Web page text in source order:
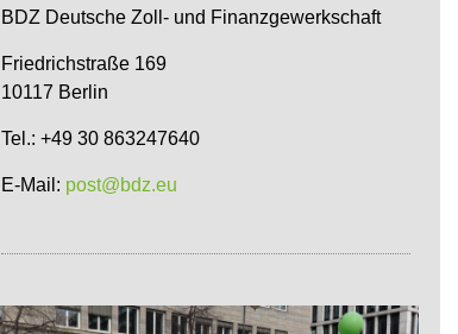
BDZ Deutsche Zoll- und Finanzgewerkschaft
Friedrichstraße 169
10117 Berlin
Tel.: +49 30 863247640
E-Mail: post@bdz.eu